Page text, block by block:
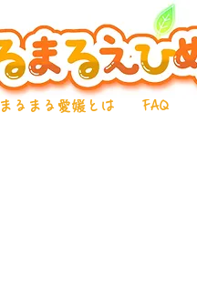
まるまる愛媛とは FAQ